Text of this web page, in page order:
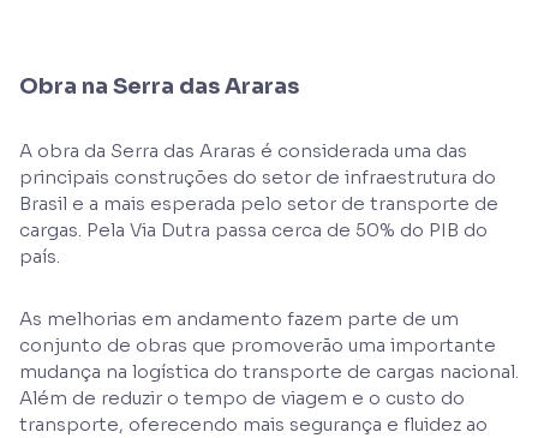
Obra na Serra das Araras
A obra da Serra das Araras é considerada uma das
principais construções do setor de infraestrutura do
Brasil e a mais esperada pelo setor de transporte de
cargas. Pela Via Dutra passa cerca de 50% do PIB do
país.
As melhorias em andamento fazem parte de um
conjunto de obras que promoverão uma importante
mudança na logística do transporte de cargas nacional.
Além de reduzir o tempo de viagem e o custo do
transporte, oferecendo mais segurança e fluidez ao